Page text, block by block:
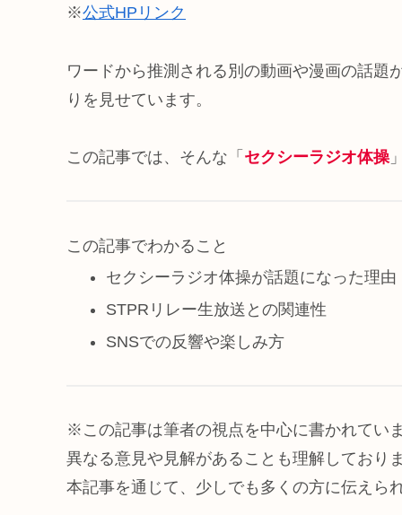
※公式HPリンク
ワードから推測される別の動画や漫画の話題
りを見せています。
この記事では、そんな「 セクシーラジオ体操
この記事でわかること
セクシーラジオ体操が話題になった理由
STPRリレー生放送との関連性
SNSでの反響や楽しみ方
※この記事は筆者の視点を中心に書かれてい
異なる意見や見解があることも理解しており
本記事を通じて、少しでも多くの方に伝えら